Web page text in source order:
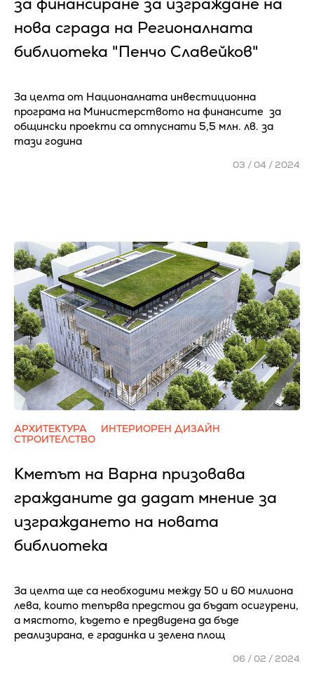
нова сграда на Регионалната
библиотека "Пенчо Славейков"
За целта от Националната инвестиционна
програма на Министерството на финансите за
общински проекти са отпуснати 5,5 млн. лв. за
тази година
03 / 04 / 2024
АРХИТЕКТУРА
ИНТЕРИОРЕН ДИЗАЙН
СТРОИТЕЛСТВО
Кметът на Варна призовава
гражданите да дадат мнение за
изграждането на новата
библиотека
За целта ще са необходими между 50 и 60 милиона
лева, които тепърва предстои да бъдат осигурени,
а мястото, където е предвидена да бъде
реализирана, е градинка и зелена площ
06 / 02 / 2024